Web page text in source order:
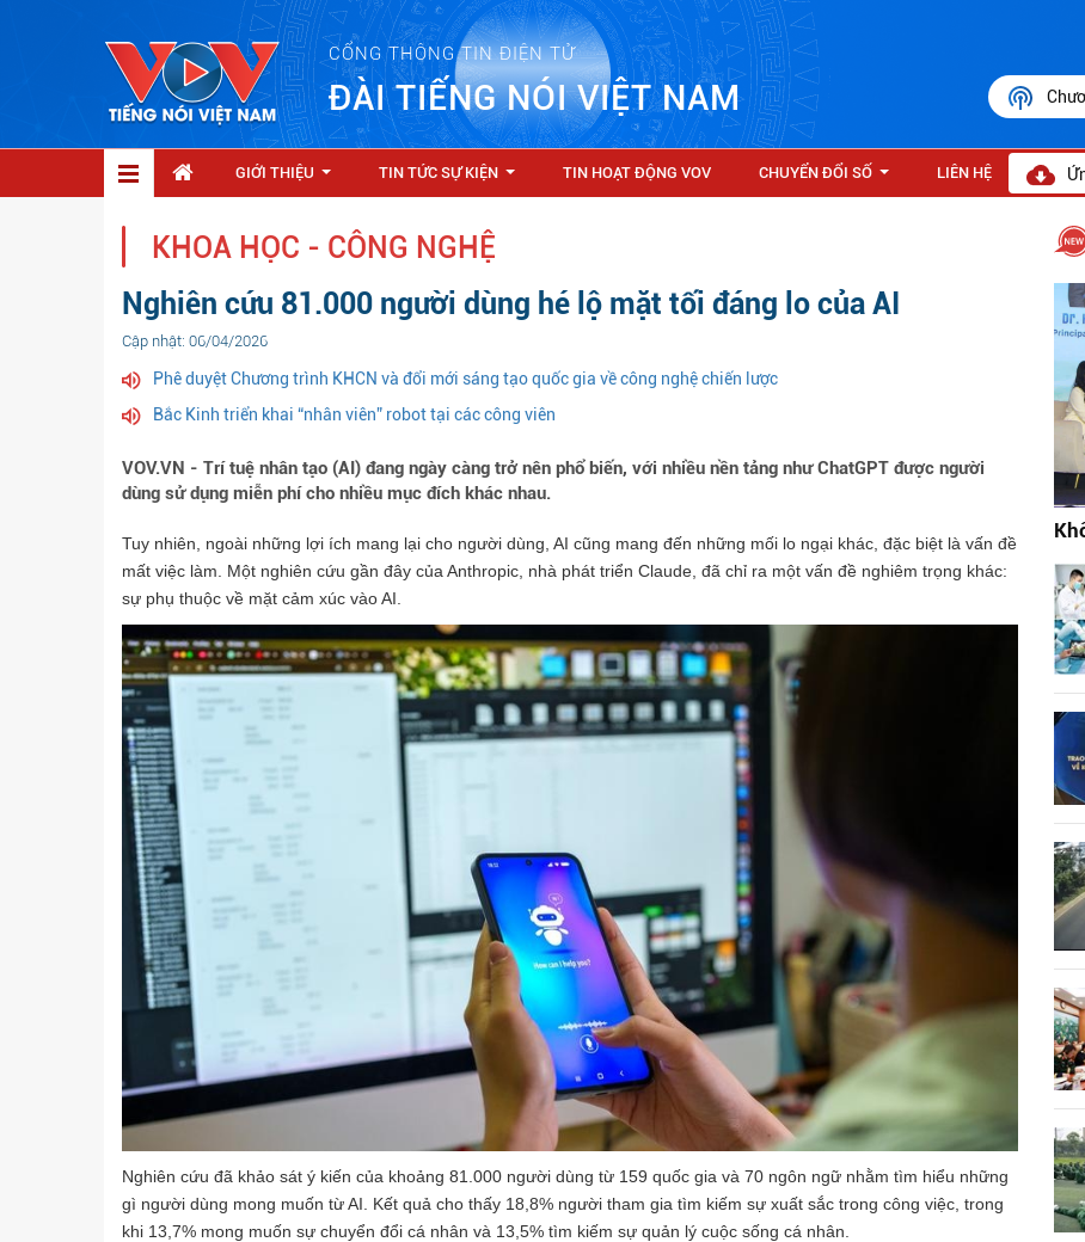
CỔNG THÔNG TIN ĐIỆN TỬ
ĐÀI TIẾNG NÓI VIỆT NAM
GIỚI THIỆU TIN TỨC SỰ KIỆN TIN HOẠT ĐỘNG VOV CHUYỂN ĐỔI SỐ LIÊN HỆ
KHOA HỌC - CÔNG NGHỆ
Nghiên cứu 81.000 người dùng hé lộ mặt tối đáng lo của AI
Cập nhật: 06/04/2026
Phê duyệt Chương trình KHCN và đổi mới sáng tạo quốc gia về công nghệ chiến lược
Bắc Kinh triển khai “nhân viên” robot tại các công viên
VOV.VN - Trí tuệ nhân tạo (AI) đang ngày càng trở nên phổ biến, với nhiều nền tảng như ChatGPT được người
dùng sử dụng miễn phí cho nhiều mục đích khác nhau.
Tuy nhiên, ngoài những lợi ích mang lại cho người dùng, AI cũng mang đến những mối lo ngại khác, đặc biệt là vấn đề
mất việc làm. Một nghiên cứu gần đây của Anthropic, nhà phát triển Claude, đã chỉ ra một vấn đề nghiêm trọng khác:
sự phụ thuộc về mặt cảm xúc vào AI.
Nghiên cứu đã khảo sát ý kiến của khoảng 81.000 người dùng từ 159 quốc gia và 70 ngôn ngữ nhằm tìm hiểu những
gì người dùng mong muốn từ AI. Kết quả cho thấy 18,8% người tham gia tìm kiếm sự xuất sắc trong công việc, trong
khi 13,7% mong muốn sự chuyển đổi cá nhân và 13,5% tìm kiếm sự quản lý cuộc sống cá nhân.